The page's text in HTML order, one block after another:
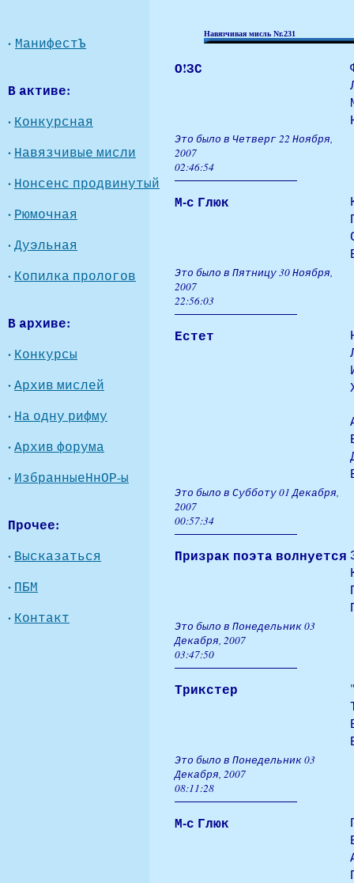
· МанифестЪ
В активе:
· Конкурсная
· Навязчивые мисли
· Нонсенс продвинутый
· Рюмочная
·Дуэльная
· Копилка прологов
В архиве:
· Конкурсы
·Архив мислей
· На одну рифму
·Архив форума
· ИзбранныеНнОР-ы
Прочее:
· Высказаться
· ПБМ
· Контакт
Навязчивая мисль Nr.231
О!ЗС
Это было в Четверг 22 Ноября,
2007
02:46:54
М-с Глюк
Это было в Пятницу 30 Ноября,
2007
22:56:03
Естет
Это было в Субботу 01 Декабря,
2007
00:57:34
Призрак поэта волнуется
Это было в Понедельник 03
Декабря, 2007
03:47:50
Трикстер
Это было в Понедельник 03
Декабря, 2007
08:11:28
М-с Глюк